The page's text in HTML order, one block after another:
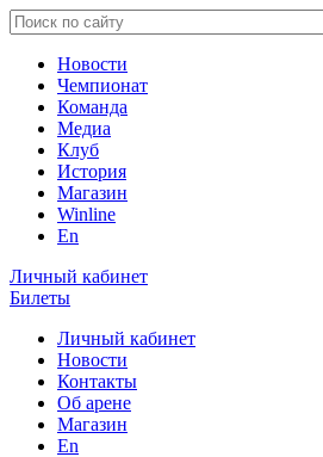
Новости
Чемпионат
Команда
Медиа
Клуб
История
Магазин
Winline
En
Личный кабинет
Билеты
Личный кабинет
Новости
Контакты
Об арене
Магазин
En